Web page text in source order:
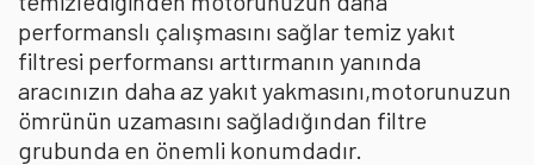
performanslı çalışmasını sağlar temiz yakıt
filtresi performansı arttırmanın yanında
aracınızın daha az yakıt yakmasını,motorunuzun
ömrünün uzamasını sağladığından filtre
grubunda en önemli konumdadır.